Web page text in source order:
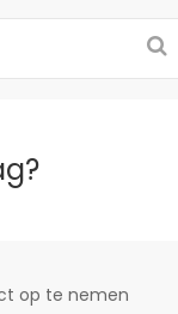
op te nemen